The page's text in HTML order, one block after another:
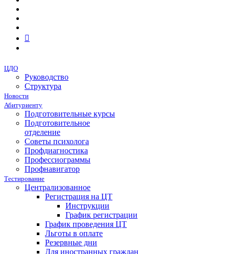
ЦДО
Руководство
Структура
Новости
Абитуриенту
Подготовительные курсы
Подготовительное
отделение
Советы психолога
Профдиагностика
Профессиограммы
Профнавигатор
Тестирование
Централизованное
Регистрация на ЦТ
Инструкции
График регистрации
График проведения ЦТ
Льготы в оплате
Резервные дни
Для иностранных граждан